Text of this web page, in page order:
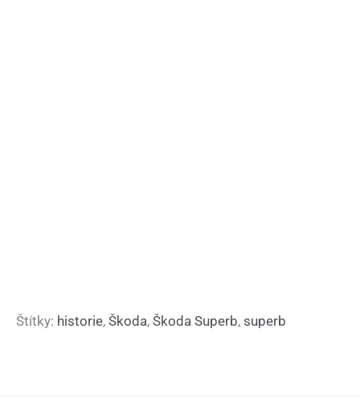
Štítky: historie, Škoda, Škoda Superb, superb